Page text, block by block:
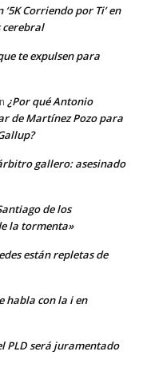
Corriendo por Ti’ en
cerebral
te expulsen para
¿Por qué Antonio
de Martínez Pozo para
gallero: asesinado
de los
la tormenta»
están repletas de
habla con la i en
PLD será juramentado